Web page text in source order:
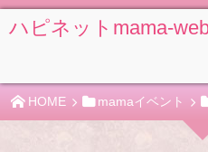
ハピネットmama-
HOME mamaイベント